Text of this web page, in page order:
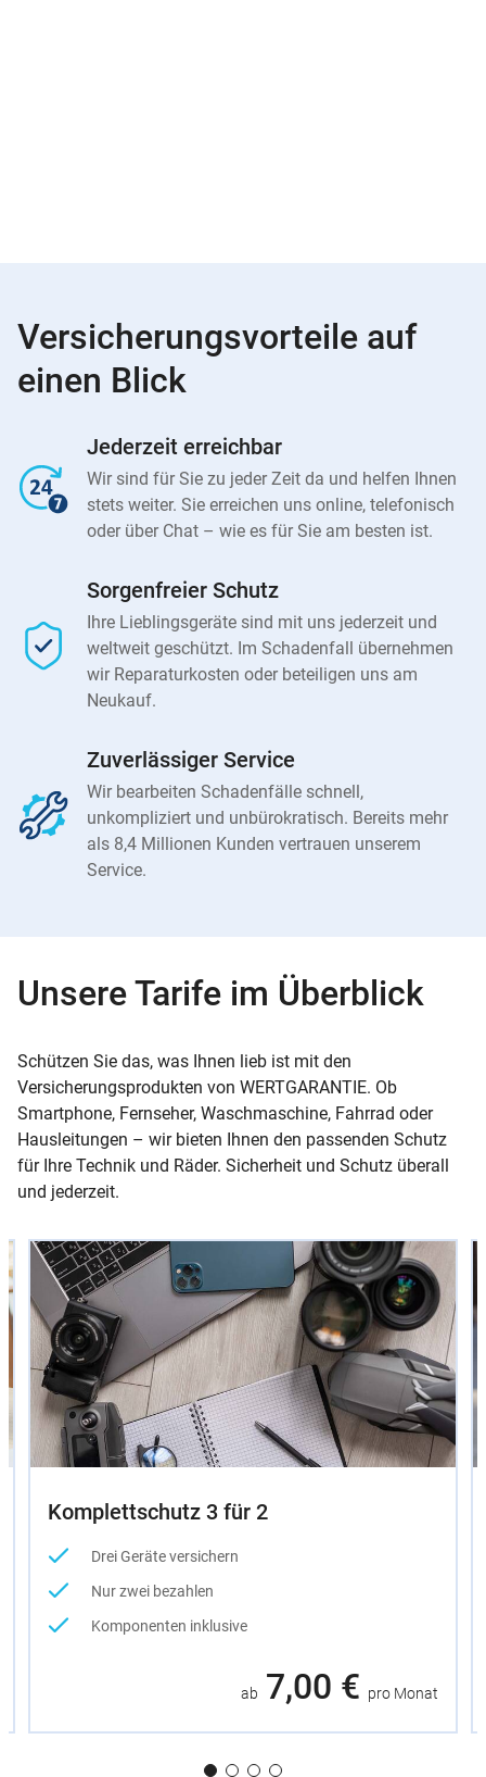
Versicherungsvorteile auf
einen Blick
Jederzeit erreichbar
Wir sind für Sie zu jeder Zeit da und helfen Ihnen
stets weiter. Sie erreichen uns online, telefonisch
oder über Chat – wie es für Sie am besten ist.
Sorgenfreier Schutz
Ihre Lieblingsgeräte sind mit uns jederzeit und
weltweit geschützt. Im Schadenfall übernehmen
wir Reparaturkosten oder beteiligen uns am
Neukauf.
Zuverlässiger Service
Wir bearbeiten Schadenfälle schnell,
unkompliziert und unbürokratisch. Bereits mehr
als 8,4 Millionen Kunden vertrauen unserem
Service.
Unsere Tarife im Überblick
Schützen Sie das, was Ihnen lieb ist mit den
Versicherungsprodukten von WERTGARANTIE. Ob
Smartphone, Fernseher, Waschmaschine, Fahrrad oder
Hausleitungen – wir bieten Ihnen den passenden Schutz
für Ihre Technik und Räder. Sicherheit und Schutz überall
und jederzeit.
Slider
Instructions
Komplettschutz 3 für 2
Drei Geräte versichern
Nur zwei bezahlen
Komponenten inklusive
ab 7,00 € pro Monat